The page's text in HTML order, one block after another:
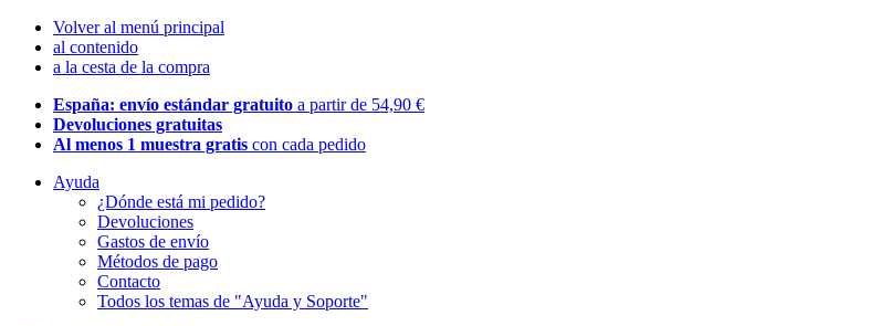
Volver al menú principal
al contenido
a la cesta de la compra
España: envío estándar gratuito a partir de 54,90 €
Devoluciones gratuitas
Al menos 1 muestra gratis con cada pedido
Ayuda
¿Dónde está mi pedido?
Devoluciones
Gastos de envío
Métodos de pago
Contacto
Todos los temas de "Ayuda y Soporte"